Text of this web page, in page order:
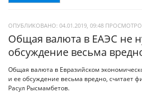
ОПУБЛИКОВАНО: 04.01.2019, 09:48
Общая валюта в ЕАЭС не
обсуждение весьма
Общая валюта в Евразийском
и ее обсуждение весьма вредно, считает
Расул Рысмамбетов.